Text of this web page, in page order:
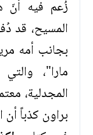
زُعم فيه أنّ
المسيح، قد
بجانب أمه
مارا"،
المجدلية،
براون كذباً